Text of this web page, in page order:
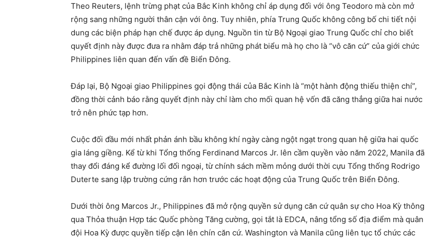
Theo Reuters, lệnh trừng phạt của Bắc Kinh không chỉ áp dụng đối với ông Teodoro mà còn mở
rộng sang những người thân cận với ông. Tuy nhiên, phía Trung Quốc không công bố chi tiết nội
dung các biện pháp hạn chế được áp dụng. Nguồn tin từ Bộ Ngoại giao Trung Quốc chỉ cho biết
quyết định này được đưa ra nhằm đáp trả những phát biểu mà họ cho là “vô căn cứ” của giới chức
Philippines liên quan đến vấn đề Biển Đông.
Đáp lại, Bộ Ngoại giao Philippines gọi động thái của Bắc Kinh là “một hành động thiếu thiện chí”,
đồng thời cảnh báo rằng quyết định này chỉ làm cho mối quan hệ vốn đã căng thẳng giữa hai nước
trở nên phức tạp hơn.
Cuộc đối đầu mới nhất phản ánh bầu không khí ngày càng ngột ngạt trong quan hệ giữa hai quốc
gia láng giềng. Kể từ khi Tổng thống Ferdinand Marcos Jr. lên cầm quyền vào năm 2022, Manila đã
thay đổi đáng kể đường lối đối ngoại, từ chính sách mềm mỏng dưới thời cựu Tổng thống Rodrigo
Duterte sang lập trường cứng rắn hơn trước các hoạt động của Trung Quốc trên Biển Đông.
Dưới thời ông Marcos Jr., Philippines đã mở rộng quyền sử dụng căn cứ quân sự cho Hoa Kỳ thông
qua Thỏa thuận Hợp tác Quốc phòng Tăng cường, gọi tắt là EDCA, nâng tổng số địa điểm mà quân
đội Hoa Kỳ được quyền tiếp cận lên chín căn cứ. Washington và Manila cũng liên tục tổ chức các